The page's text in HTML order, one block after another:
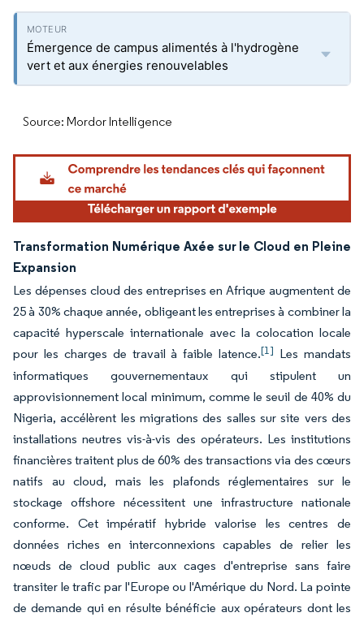
Émergence de campus alimentés à l'hydrogène
vert et aux énergies renouvelables
Source: Mordor Intelligence
Transformation Numérique Axée sur le Cloud en Pleine
Expansion
Les dépenses cloud des entreprises en Afrique augmentent de
25 à 30% chaque année, obligeant les entreprises à combiner la
capacité hyperscale internationale avec la colocation locale
pour les charges de travail à faible latence.[1] Les mandats
informatiques gouvernementaux qui stipulent un
approvisionnement local minimum, comme le seuil de 40% du
Nigeria, accélèrent les migrations des salles sur site vers des
installations neutres vis-à-vis des opérateurs. Les institutions
financières traitent plus de 60% des transactions via des cœurs
natifs au cloud, mais les plafonds réglementaires sur le
stockage offshore nécessitent une infrastructure nationale
conforme. Cet impératif hybride valorise les centres de
données riches en interconnexions capables de relier les
nœuds de cloud public aux cages d'entreprise sans faire
transiter le trafic par l'Europe ou l'Amérique du Nord. La pointe
de demande qui en résulte bénéficie aux opérateurs dont les